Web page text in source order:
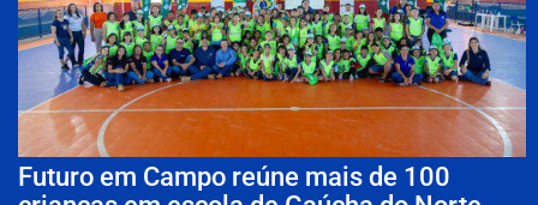
Futuro em Campo reúne mais de 100